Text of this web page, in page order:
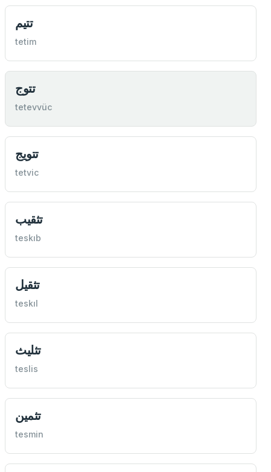
تتيم
tetim
تتوج
tetevvüc
تتويج
tetvic
تثقيب
teskıb
تثقيل
teskıl
تثليث
teslis
تثمين
tesmin